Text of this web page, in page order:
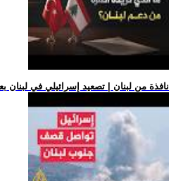
.. نافذة من لبنان | تصعيد إسرائيلي في